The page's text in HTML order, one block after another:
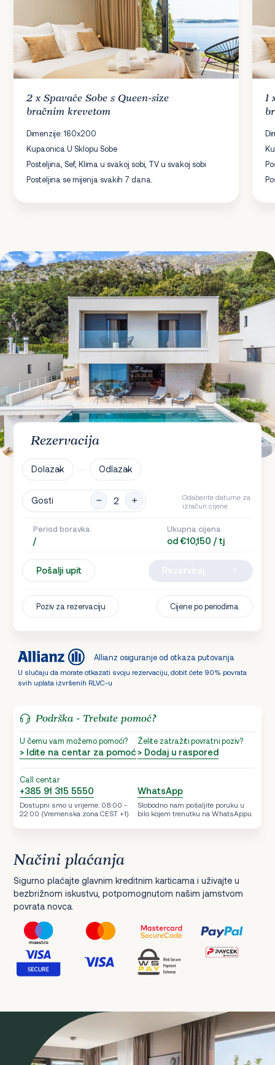
2 xSpavaće Sobes Queen-size
bračnim krevetom
Dimenzije: 160x200
Kupaonica U Sklopu Sobe
Posteljina, Sef, Klima u svakoj sobi, TV u svakoj sobi
Posteljina se mijenja svakih 7 dana.
1
Rezervacija
Dolazak Odlazak
Gosti
Odaberite datume za
izračun cijene
Period boravka
/
Ukupna cijena
od €10,150 / tj
Pošalji upit
Poziv za rezervaciju Cijene po periodima
Allianz osiguranje od otkaza putovanja
U slučaju da morate otkazati svoju rezervaciju, dobit ćete 90% povrata
svih uplata izvršenih RLVC-u
Podrška - Trebate pomoć?
U čemu vam možemo pomoći?
> Idite na centar za pomoć
Želite zatražiti povratni poziv?
> Dodaj u raspored
Call centar
+385 91 315 5550
Dostupni smo u vrijeme: 08:00 -
22:00 (Vremenska zona CEST +1)
WhatsApp
Slobodno nam pošaljite poruku u
bilo kojem trenutku na WhatsAppu
Načini plaćanja
Sigurno plaćajte glavnim kreditnim karticama i uživajte u
bezbrižnom iskustvu, potpomognutom našim jamstvom
povrata novca.